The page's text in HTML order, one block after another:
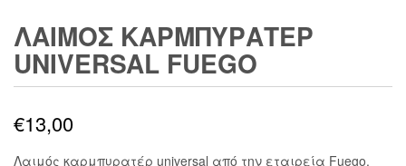
ΛΑΙΜΟΣ ΚΑΡΜΠΥΡΑΤΕΡ
UNIVERSAL FUEGO
€13,00
Λαιμός καρμπυρατέρ universal από την εταιρεία Fuego.